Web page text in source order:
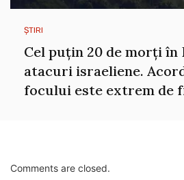
ȘTIRI
Cel puțin 20 de morți în
atacuri israeliene.
focului este extrem de
Comments are closed.